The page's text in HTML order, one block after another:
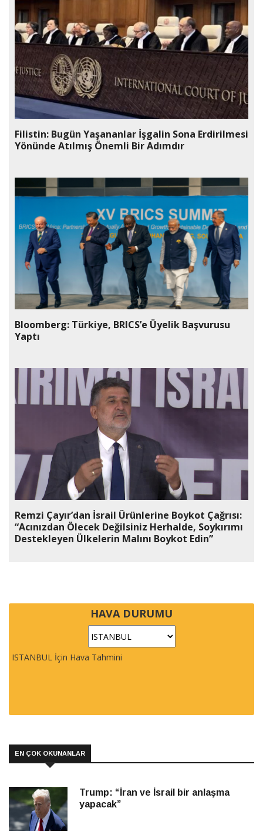
Filistin: Bugün Yaşananlar İşgalin Sona Erdirilmesi
Yönünde Atılmış Önemli Bir Adımdır
Bloomberg: Türkiye, BRICS’e Üyelik Başvurusu
Yaptı
Remzi Çayır’dan İsrail Ürünlerine Boykot Çağrısı:
“Acınızdan Ölecek Değilsiniz Herhalde, Soykırımı
Destekleyen Ülkelerin Malını Boykot Edin”
HAVA DURUMU
ISTANBUL İçin Hava Tahmini
EN ÇOK OKUNANLAR
Trump: “İran ve İsrail bir anlaşma
yapacak”